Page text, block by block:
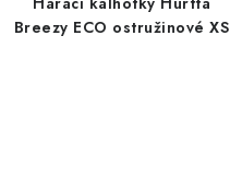
Breezy ECO ostružinové XS